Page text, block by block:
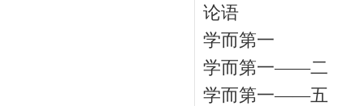
论语
学而第一
学而第一——二
学而第一——五